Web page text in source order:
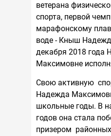
ветерана
спорта, первой
марафонскому
воде - Кныш
декабря 2018 года
Максимовне
Свою активную
Надежда
школьные годы. В
годов она стала
призером